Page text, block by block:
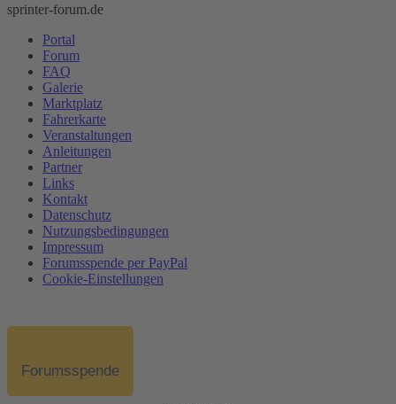
sprinter-forum.de
Portal
Forum
FAQ
Galerie
Marktplatz
Fahrerkarte
Veranstaltungen
Anleitungen
Partner
Links
Kontakt
Datenschutz
Nutzungsbedingungen
Impressum
Forumsspende per PayPal
Cookie-Einstellungen
Forumsspende